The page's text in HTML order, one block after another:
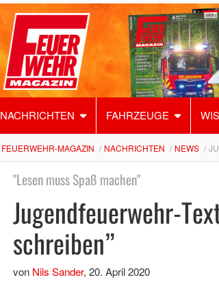
NACHRICHTEN FAHRZEUGE
FEUERWEHR-MAGAZIN NACHRICHTEN NEWS
"Lesen muss Spaß machen"
Jugendfeuerwehr-
schreiben”
von Nils Sander, 20. April 2020